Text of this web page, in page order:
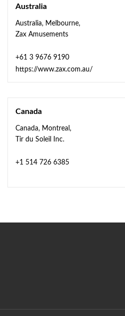
Australia
Australia, Melbourne,
Zax Amusements
+61 3 9676 9190
https://www.zax.com.au/
Canada
Canada, Montreal,
Tir du Soleil Inc.
+1 514 726 6385